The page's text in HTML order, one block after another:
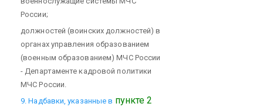
России;
должностей (воинских должностей) в
органах управления образованием
(военным образованием) МЧС России
- Департаменте кадровой политики
МЧС России.
9. Надбавки, указанные в пункте 2